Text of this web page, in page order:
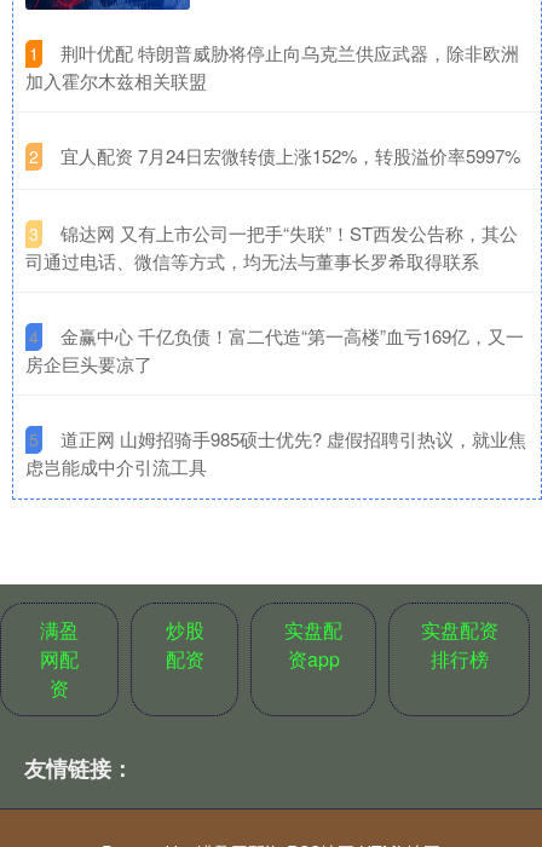
1
​荆叶优配 特朗普威胁将停止向乌克兰供应武器，除非欧洲
加入霍尔木兹相关联盟
2 ​宜人配资 7月24日宏微转债上涨152%，转股溢价率5997%
3
​锦达网 又有上市公司一把手“失联”！ST西发公告称，其公
司通过电话、微信等方式，均无法与董事长罗希取得联系
4
​金赢中心 千亿负债！富二代造“第一高楼”血亏169亿，又一
房企巨头要凉了
5
​道正网 山姆招骑手985硕士优先? 虚假招聘引热议，就业焦
虑岂能成中介引流工具
满盈
网配
资
炒股
配资
实盘配
资app
实盘配资
排行榜
友情链接：